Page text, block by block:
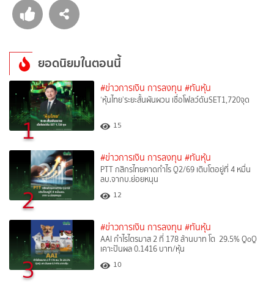
ยอดนิยมในตอนนี้
1
#ข่าวการเงิน การลงทุน #ทันหุ้น
‘หุ้นไทย’ระยะสั้นผันผวน เชื่อโฟลว์ดันSET1,720จุด
15
2
#ข่าวการเงิน การลงทุน #ทันหุ้น
PTT กสิกรไทยคาดกำไร Q2/69 เติบโตอยู่ที่ 4 หมื่น
ลบ.จากบ.ย่อยหนุน
12
3
#ข่าวการเงิน การลงทุน #ทันหุ้น
AAI กำไรไตรมาส 2 ที่ 178 ล้านบาท โต 29.5% QoQ
เคาะปันผล 0.1416 บาท/หุ้น
10